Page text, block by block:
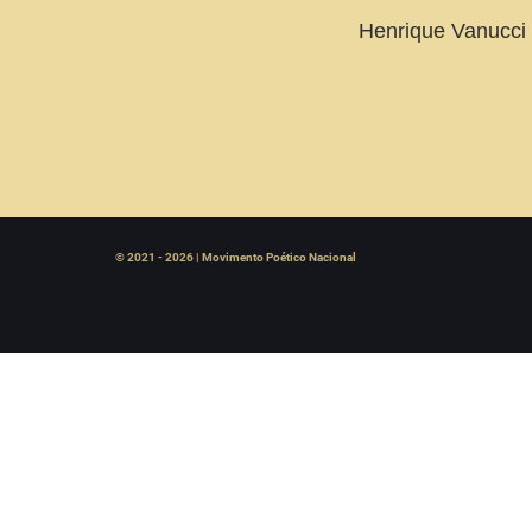
Henrique Vanucci
© 2021 - 2026 | Movimento Poético Nacional